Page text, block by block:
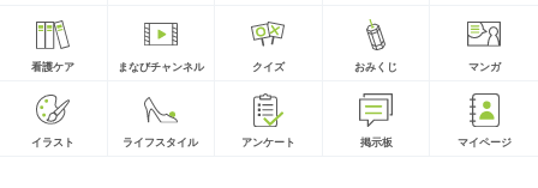
看護ケア まなびチャンネル クイズ おみくじ マンガ
イラスト ライフスタイル アンケート 掲示板 マイページ